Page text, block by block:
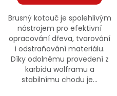
Brusný kotouč je spolehlivým
nástrojem pro efektivní
opracování dřeva, tvarování
i odstraňování materiálu.
Díky odolnému provedení z
karbidu wolframu a
stabilnímu chodu je...